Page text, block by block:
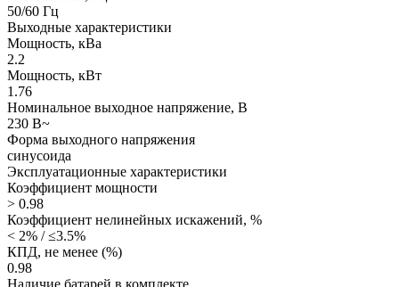
50/60 Гц
Выходные характеристики
Мощность, кВа
2.2
Мощность, кВт
1.76
Номинальное выходное напряжение, В
230 В~
Форма выходного напряжения
синусоида
Эксплуатационные характеристики
Коэффициент мощности
> 0.98
Коэффициент нелинейных искажений, %
< 2% / ≤3.5%
КПД, не менее (%)
0.98
Наличие батарей в комплекте